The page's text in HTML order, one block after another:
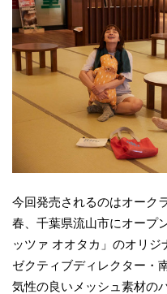
今回発売されるのはオーク
春、千葉県流山市にオープ
ッツァ オオタカ」のオリ
ゼクティブディレクター・
気性の良いメッシュ素材の